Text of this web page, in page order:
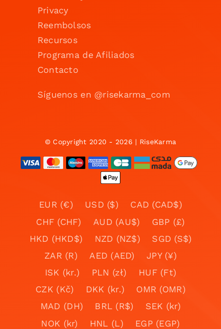
Privacy
Reembolsos
Recursos
Programa de Afiliados
Contacto
Síguenos en @risekarma_com
© Copyright 2020 - 2026 | RiseKarma
EUR (€) USD ($)
CAD (CAD$)
CHF (CHF)
AUD (AU$)
GBP (£)
HKD (HKD$)
NZD (NZ$)
SGD (S$)
ZAR (R)
AED (AED)
JPY (¥)
ISK (kr.)
PLN (zł)
HUF (Ft)
CZK (Kč)
DKK (kr.)
OMR (OMR)
MAD (DH)
BRL (R$)
SEK (kr)
NOK (kr)
HNL (L)
EGP (EGP)